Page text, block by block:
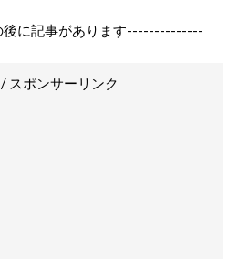
に記事があります--------------
スポンサーリンク